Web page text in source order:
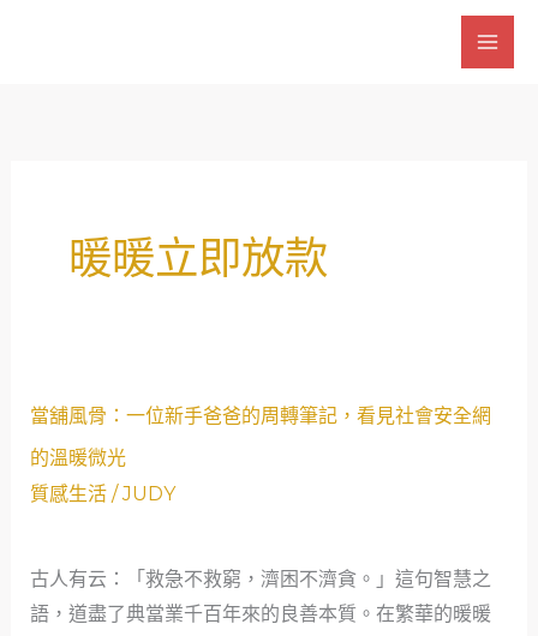
暖暖立即放款
當舖風骨：一位新手爸爸的周轉筆記，看見社會安全網
的溫暖微光
質感生活/JUDY
古人有云：「救急不救窮，濟困不濟貪。」這句智慧之
語，道盡了典當業千百年來的良善本質。在繁華的暖暖
當
骨：
位
新